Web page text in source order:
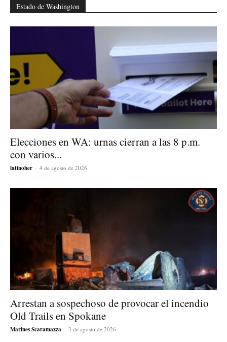
Estado de Washington
Elecciones en WA: urnas cierran a las 8 p.m.
con varios...
latinoher - 4 de agosto de 2026
Arrestan a sospechoso de provocar el incendio
Old Trails en Spokane
Marines Scaramazza - 3 de agosto de 2026